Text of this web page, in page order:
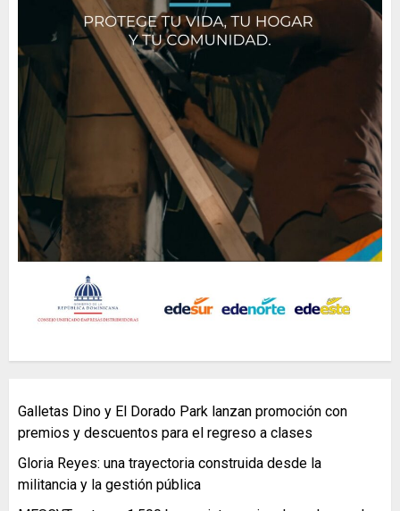
Galletas Dino y El Dorado Park lanzan promoción con
premios y descuentos para el regreso a clases
Gloria Reyes: una trayectoria construida desde la
militancia y la gestión pública